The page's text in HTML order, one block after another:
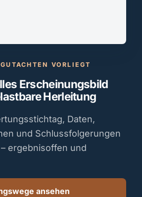
VORLIEGT
Erscheinungsbild
Herleitung
Daten,
und Schlussfolgerungen
ergebnisoffen und
ansehen